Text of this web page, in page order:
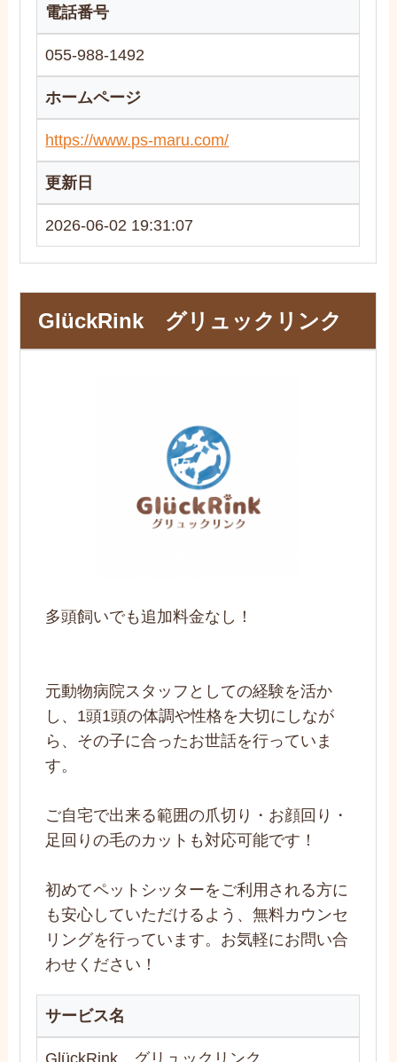
電話番号
055-988-1492
ホームページ
https://www.ps-maru.com/
更新日
2026-06-02 19:31:07
GlückRink グリュックリンク
多頭飼いでも追加料金なし！
元動物病院スタッフとしての経験を活か
し、1頭1頭の体調や性格を大切にしなが
ら、その子に合ったお世話を行っていま
す。
ご自宅で出来る範囲の爪切り・お顔回り・
足回りの毛のカットも対応可能です！
初めてペットシッターをご利用される方に
も安心していただけるよう、無料カウンセ
リングを行っています。お気軽にお問い合
わせください！
サービス名
GlückRink グリュックリンク